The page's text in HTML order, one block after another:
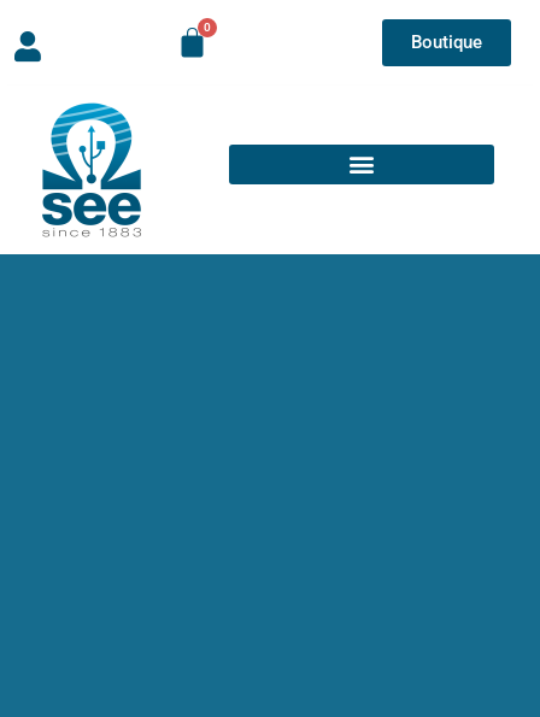
Boutique